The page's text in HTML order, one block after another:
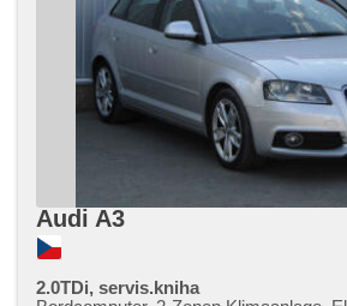
Audi A3
2.0TDi, servis.kniha